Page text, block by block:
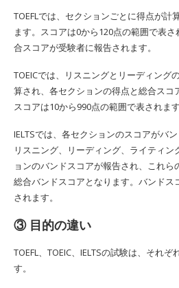
TOEFLでは、セクションごとに得点が計
ます。スコアは0から120点の範囲で表
合スコアが受験者に報告されます。
TOEICでは、リスニングとリーディング
算され、各セクションの得点と総合スコ
スコアは10から990点の範囲で表されます
IELTSでは、各セクションのスコアがバ
リスニング、リーディング、ライティ
ョンのバンドスコアが報告され、これ
総合バンドスコアとなります。バンドス
されます。
③ 目的の違い
TOEFL、TOEIC、IELTSの試験は、それ
す。